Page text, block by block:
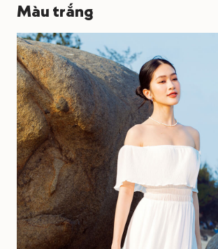
Màu trắng